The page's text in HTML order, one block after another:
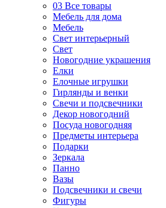
03 Все товары
Мебель для дома
Мебель
Свет интерьерный
Свет
Новогодние украшения
Елки
Елочные игрушки
Гирлянды и венки
Свечи и подсвечники
Декор новогодний
Посуда новогодняя
Предметы интерьера
Подарки
Зеркала
Панно
Вазы
Подсвечники и свечи
Фигуры